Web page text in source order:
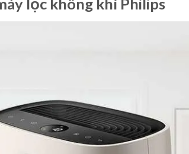
lọc không khí Philips